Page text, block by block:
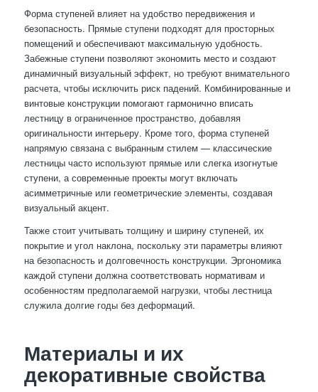
Форма ступеней влияет на удобство передвижения и
безопасность. Прямые ступени подходят для просторных
помещений и обеспечивают максимальную удобность.
Забежные ступени позволяют экономить место и создают
динамичный визуальный эффект, но требуют внимательного
расчета, чтобы исключить риск падений. Комбинированные и
винтовые конструкции помогают гармонично вписать
лестницу в ограниченное пространство, добавляя
оригинальности интерьеру. Кроме того, форма ступеней
напрямую связана с выбранным стилем — классические
лестницы часто используют прямые или слегка изогнутые
ступени, а современные проекты могут включать
асимметричные или геометрические элементы, создавая
визуальный акцент.
Также стоит учитывать толщину и ширину ступеней, их
покрытие и угол наклона, поскольку эти параметры влияют
на безопасность и долговечность конструкции. Эргономика
каждой ступени должна соответствовать нормативам и
особенностям предполагаемой нагрузки, чтобы лестница
служила долгие годы без деформаций.
Материалы и их
декоративные свойства